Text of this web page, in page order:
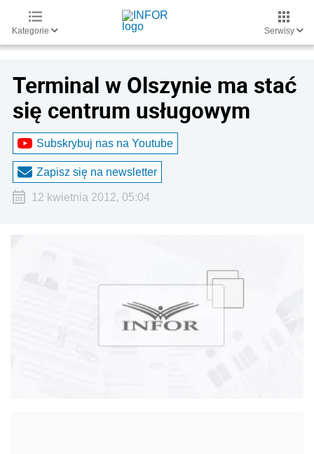
Kategorie Serwisy
Terminal w Olszynie ma stać
się centrum usługowym
Subskrybuj nas na Youtube
Zapisz się na newsletter
12 kwietnia 2012, 05:04